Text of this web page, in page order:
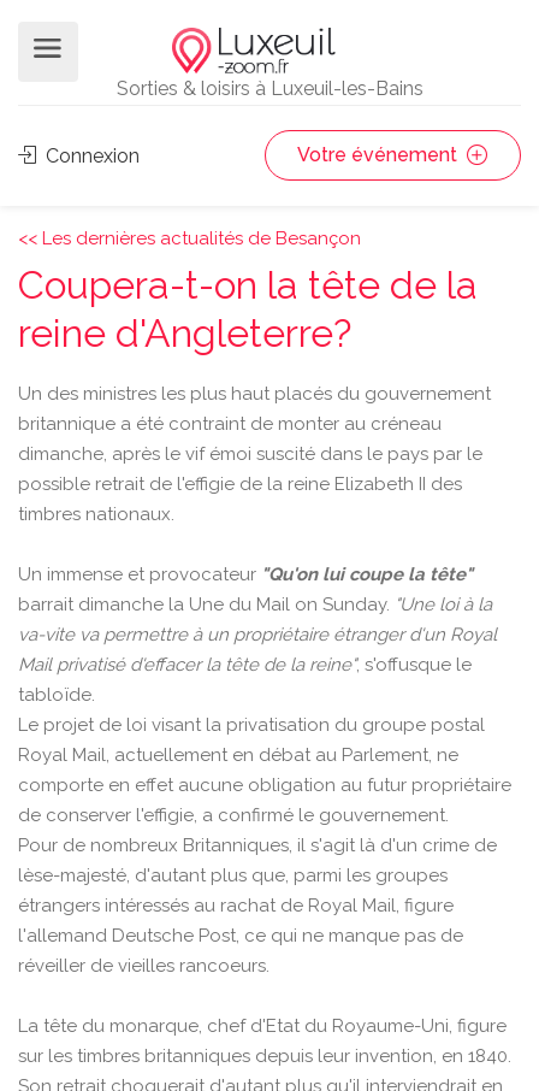
Sorties & loisirs à Luxeuil-les-Bains
Connexion Votre événement
<< Les dernières actualités de Besançon
Coupera-t-on la tête de la
reine d'Angleterre?
Un des ministres les plus haut placés du gouvernement
britannique a été contraint de monter au créneau
dimanche, après le vif émoi suscité dans le pays par le
possible retrait de l'effigie de la reine Elizabeth II des
timbres nationaux.
Un immense et provocateur "Qu'on lui coupe la tête"
barrait dimanche la Une du Mail on Sunday. "Une loi à la
va-vite va permettre à un propriétaire étranger d'un Royal
Mail privatisé d'effacer la tête de la reine", s'offusque le
tabloïde.
Le projet de loi visant la privatisation du groupe postal
Royal Mail, actuellement en débat au Parlement, ne
comporte en effet aucune obligation au futur propriétaire
de conserver l'effigie, a confirmé le gouvernement.
Pour de nombreux Britanniques, il s'agit là d'un crime de
lèse-majesté, d'autant plus que, parmi les groupes
étrangers intéressés au rachat de Royal Mail, figure
l'allemand Deutsche Post, ce qui ne manque pas de
réveiller de vieilles rancoeurs.
La tête du monarque, chef d'Etat du Royaume-Uni, figure
sur les timbres britanniques depuis leur invention, en 1840.
Son retrait choquerait d'autant plus qu'il interviendrait en